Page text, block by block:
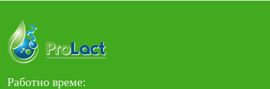
Работно време: